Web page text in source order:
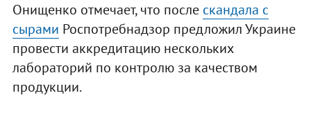
Онищенко отмечает, что после скандала с
сырами Роспотребнадзор предложил Украине
провести аккредитацию нескольких
лабораторий по контролю за качеством
продукции.